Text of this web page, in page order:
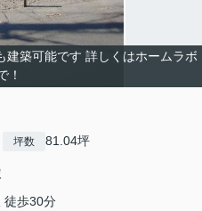
建築可能です 詳しくはホームラボ
！
坪数 81.04坪
徒歩30分